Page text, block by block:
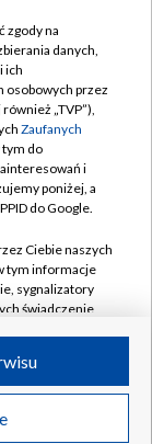
zgody na
danych,
ich
osobowych przez
„TVP”),
Zaufanych
tym do
i
poniżej, a
do Google.
Ciebie naszych
tym informacje
sygnalizatory
świadczenie
Ciebie
identyfikatory